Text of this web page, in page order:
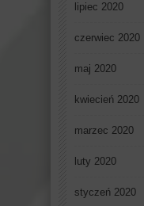
lipiec 2020
czerwiec 2020
maj 2020
kwiecień 2020
marzec 2020
luty 2020
styczeń 2020